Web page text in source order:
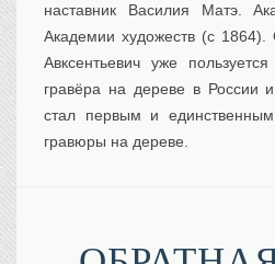
наставник Василия Матэ.
Академии художеств (с 1864).
Авксентьевич уже
гравёра на дереве в России
стал первым и
гравюры на дереве.